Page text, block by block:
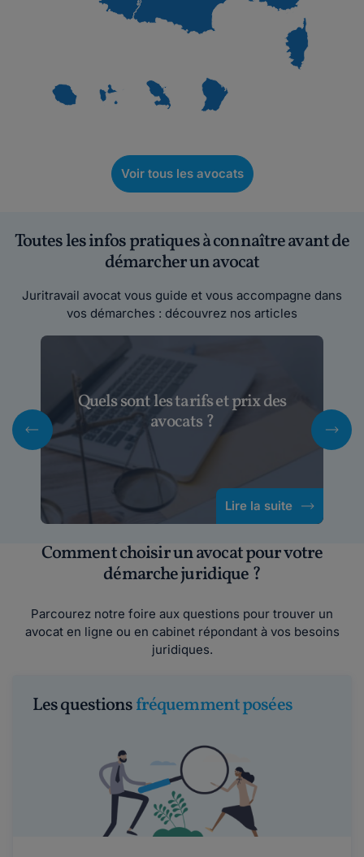
Voir tous les avocats
Toutes les infos pratiques à connaître avant de
démarcher un avocat
Juritravail avocat vous guide et vous accompagne dans
vos démarches : découvrez nos articles
Quels sont les tarifs et prix des
avocats ?
Lire la suite
Comment choisir un avocat pour votre
démarche juridique ?
Parcourez notre foire aux questions pour trouver un
avocat en ligne ou en cabinet répondant à vos besoins
juridiques.
Les questionsfréquemment posées